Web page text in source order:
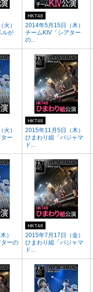
）
ルが
2014年5月15日（木）
チームKIV「シアター
の...
HKT48
）
ー
2015年11月5日（木）
ひまわり組「パジャマ
ド...
HKT48
）
ーの
2015年7月17日（金）
ひまわり組「パジャマ
ド...
HKT48